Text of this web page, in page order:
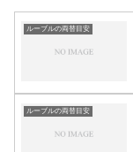
ルーブルの両替目安
ルーブルの両替目安